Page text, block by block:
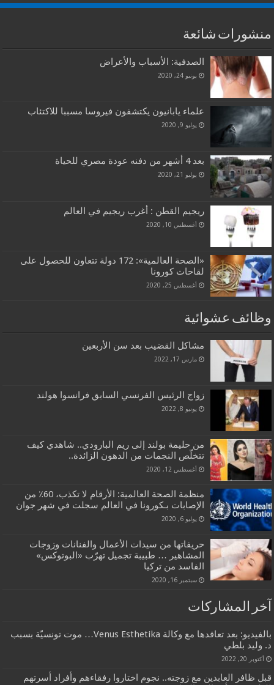
منشورات شائعة
الصدفية: الأسباب والأعراض
يونيو 24, 2020
علماء يابانيون يكتشفون فيروسا مسببا للاكتئاب
يوليو 9, 2020
بعد 4 أشهر من دفنه عودة مصري للحياة
يوليو 21, 2020
ريجيم القطن : أغرب ريجيم في العالم
أغسطس 10, 2020
«الصحة العالمية»: 172 دولة تتعاون للحصول على
لقاحات كورونا
أغسطس 25, 2020
وظائف عشوائية
مشاكل القضيب بعد سن الأربعين
مارس 17, 2022
زواج الرئيس الفرنسي السابق فرانسوا هولند
يونيو 8, 2022
من حليمة بولند إلى ريم البارودي.. شاهدي كيف
تتخلّص النجمات من الدهون الزائدة..
أغسطس 12, 2020
منظمة الصحة العالمية: الأرقام لا تكذب، 60٪ من
الإصابات بـكورونا في العالم سجلت في شهر جوان
يوليو 6, 2020
حريفاتها من سيدات الأعمال والفنانات وزوجات
المشاهير … طبيبة تجميل تهرّب «البوتوكس»
الفاسد من تركيا
سبتمبر 16, 2020
آخر المشاركات
بالفيديو: بعد تعاقدها مع وكالة Venus Esthetika… موت تونسيّة بسبب
د. وليد بلطي
أكتوبر 20, 2022
قبل ظافر العابدين مع زوجته.. نجوم اختاروا رفقاءهم وأفراد أسرتهم